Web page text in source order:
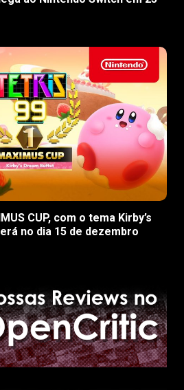
CUP, com o tema Kirby’s
no dia 15 de dezembro